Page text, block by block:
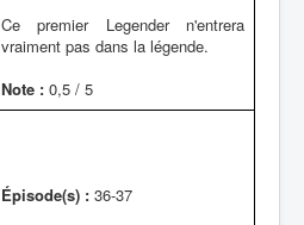
Ce premier Legender n'entrera
vraiment pas dans la légende.
Note : 0,5 / 5
Épisode(s) : 36-37